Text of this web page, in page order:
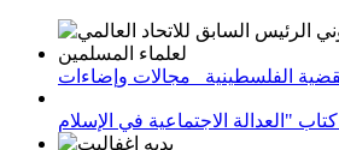
الفلسطينية_ مجالات وإضاءات